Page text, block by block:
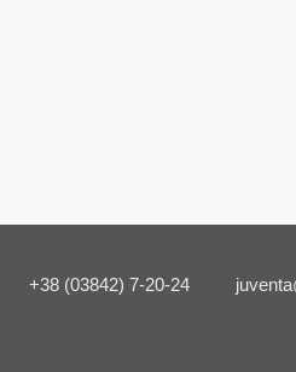
+38 (03842) 7-20-24